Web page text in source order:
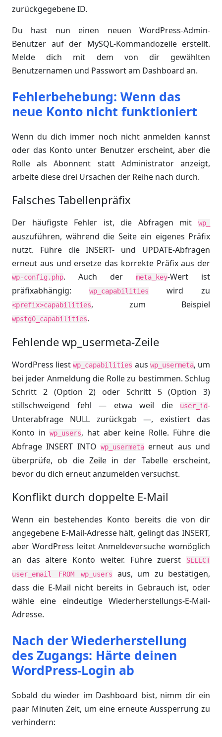
zurückgegebene ID.
Du hast nun einen neuen WordPress-Admin-
Benutzer auf der MySQL-Kommandozeile erstellt.
Melde dich mit dem von dir gewählten
Benutzernamen und Passwort am Dashboard an.
Fehlerbehebung: Wenn das
neue Konto nicht funktioniert
Wenn du dich immer noch nicht anmelden kannst
oder das Konto unter Benutzer erscheint, aber die
Rolle als Abonnent statt Administrator anzeigt,
arbeite diese drei Ursachen der Reihe nach durch.
Falsches Tabellenpräfix
Der häufigste Fehler ist, die Abfragen mit wp_
auszuführen, während die Seite ein eigenes Präfix
nutzt. Führe die INSERT- und UPDATE-Abfragen
erneut aus und ersetze das korrekte Präfix aus der
wp-config.php. Auch der meta_key-Wert ist
präfixabhängig:
wp_capabilities wird zu
<prefix>capabilities, zum Beispiel
wpstg0_capabilities.
Fehlende wp_usermeta-Zeile
WordPress liestwp_capabilities aus wp_usermeta, um
bei jeder Anmeldung die Rolle zu bestimmen. Schlug
Schritt 2 (Option 2) oder Schritt 5 (Option 3)
stillschweigend fehl — etwa weil die
user_id-
Unterabfrage NULL zurückgab —, existiert das
Konto in wp_users, hat aber keine Rolle. Führe die
Abfrage INSERT INTO wp_usermeta erneut aus und
überprüfe, ob die Zeile in der Tabelle erscheint,
bevor du dich erneut anzumelden versuchst.
Konflikt durch doppelte E-Mail
Wenn ein bestehendes Konto bereits die von dir
angegebene E-Mail-Adresse hält, gelingt das INSERT,
aber WordPress leitet Anmeldeversuche womöglich
an das ältere Konto weiter. Führe zuerst
SELECT
user_email FROM wp_users
aus, um zu bestätigen,
dass die E-Mail nicht bereits in Gebrauch ist, oder
wähle eine eindeutige Wiederherstellungs-E-Mail-
Adresse.
Nach der Wiederherstellung
des Zugangs: Härte deinen
WordPress-Login ab
Sobald du wieder im Dashboard bist, nimm dir ein
paar Minuten Zeit, um eine erneute Aussperrung zu
verhindern: